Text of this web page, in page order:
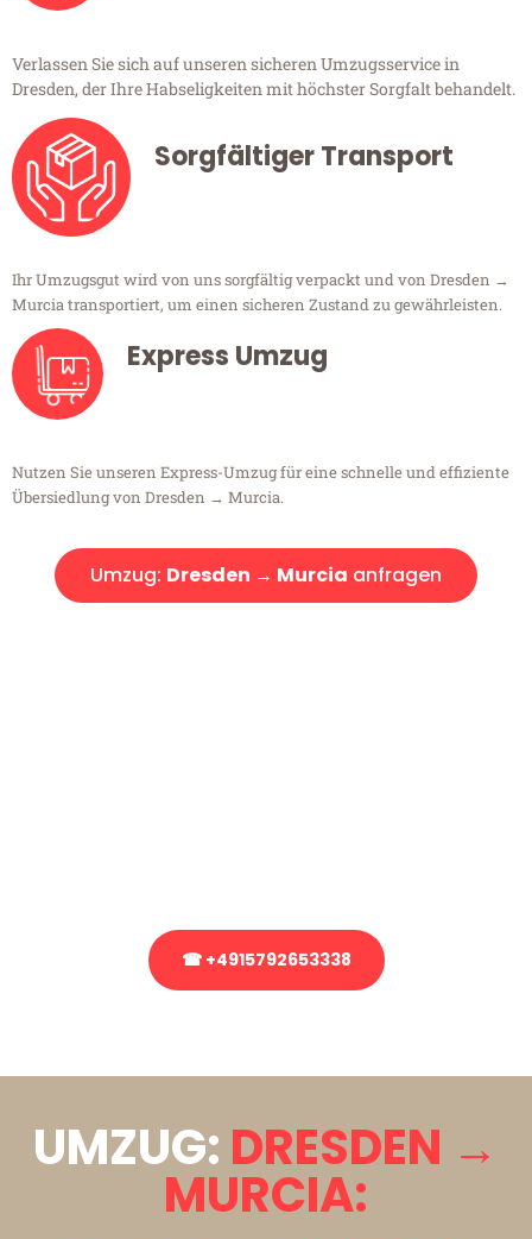
Verlassen Sie sich auf unseren sicheren Umzugsservice in
Dresden, der Ihre Habseligkeiten mit höchster Sorgfalt behandelt.
Sorgfältiger Transport
Ihr Umzugsgut wird von uns sorgfältig verpackt und von Dresden →
Murcia transportiert, um einen sicheren Zustand zu gewährleisten.
Express Umzug
Nutzen Sie unseren Express-Umzug für eine schnelle und effiziente
Übersiedlung von Dresden → Murcia.
Umzug: Dresden → Murcia anfragen
☎ +4915792653338
UMZUG: DRESDEN →
MURCIA: